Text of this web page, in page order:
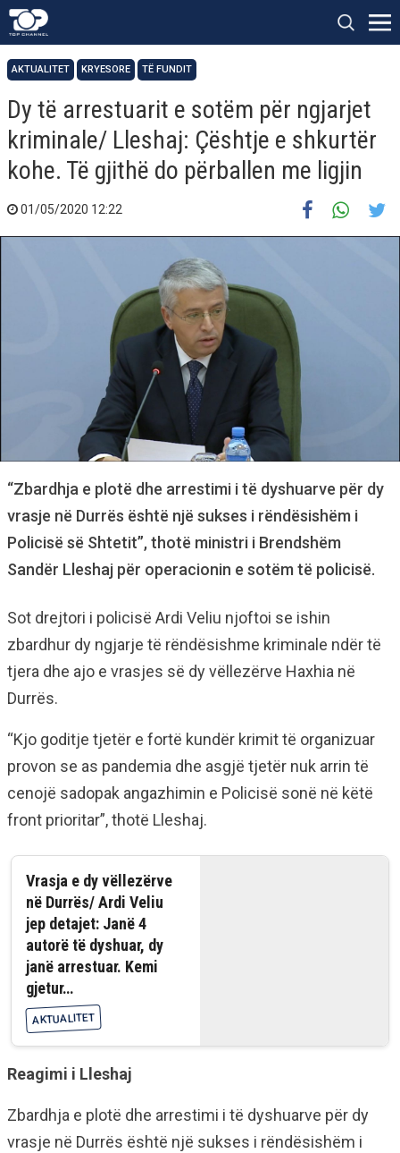
AKTUALITET KRYESORE TË FUNDIT
Dy të arrestuarit e sotëm për ngjarjet
kriminale/ Lleshaj: Çështje e shkurtër
kohe. Të gjithë do përballen me ligjin
01/05/2020 12:22
“Zbardhja e plotë dhe arrestimi i të dyshuarve për dy
vrasje në Durrës është një sukses i rëndësishëm i
Policisë së Shtetit”, thotë ministri i Brendshëm
Sandër Lleshaj për operacionin e sotëm të policisë.
Sot drejtori i policisë Ardi Veliu njoftoi se ishin
zbardhur dy ngjarje të rëndësishme kriminale ndër të
tjera dhe ajo e vrasjes së dy vëllezërve Haxhia në
Durrës.
“Kjo goditje tjetër e fortë kundër krimit të organizuar
provon se as pandemia dhe asgjë tjetër nuk arrin të
cenojë sadopak angazhimin e Policisë sonë në këtë
front prioritar”, thotë Lleshaj.
Vrasja e dy vëllezërve
në Durrës/ Ardi Veliu
jep detajet: Janë 4
autorë të dyshuar, dy
janë arrestuar. Kemi
gjetur…
AKTUALITET
Reagimi i Lleshaj
Zbardhja e plotë dhe arrestimi i të dyshuarve për dy
vrasje në Durrës është një sukses i rëndësishëm i